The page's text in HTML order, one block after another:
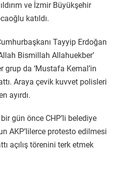
ve İzmir Büyükşehir
katıldı.
Tayyip Erdoğan
Bismillah Allahuekber’
grup da ‘Mustafa Kemal’in
Araya çevik kuvvet polisleri
ayırdı.
gün önce CHP’li belediye
AKP’lilerce protesto edilmesi
açılış törenini terk etmek